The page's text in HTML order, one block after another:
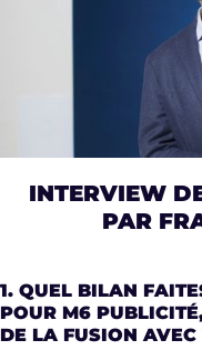
INTERVIEW
PAR
1. QUEL BILAN
POUR M6
DE LA FUSION AVEC